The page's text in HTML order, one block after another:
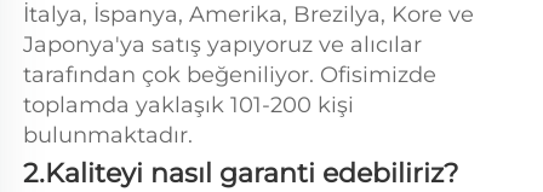
İtalya, İspanya, Amerika, Brezilya, Kore ve
Japonya'ya satış yapıyoruz ve alıcılar
tarafından çok beğeniliyor. Ofisimizde
toplamda yaklaşık 101-200 kişi
bulunmaktadır.
2.Kaliteyi nasıl garanti edebiliriz?